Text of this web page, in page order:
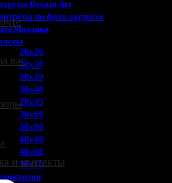
Dream Art
по фото акрилом
20х20
20х30
30х30
30х40
20х45
30х60
30х90
40х40
40х60
50х70
вас
и контакты